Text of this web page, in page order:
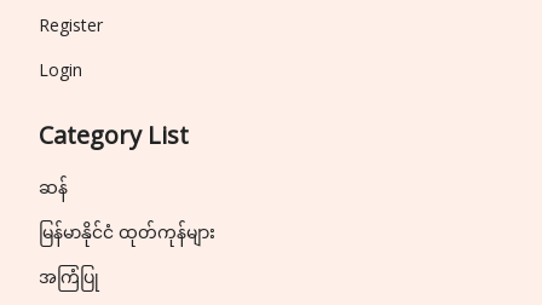
Register
Login
Category List
ဆန်
မြန်မာနိုင်ငံ ထုတ်ကုန်များ
အကြံပြု